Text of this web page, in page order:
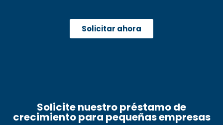
Solicitar ahora
Solicite nuestro préstamo de
crecimiento para pequeñas empresas